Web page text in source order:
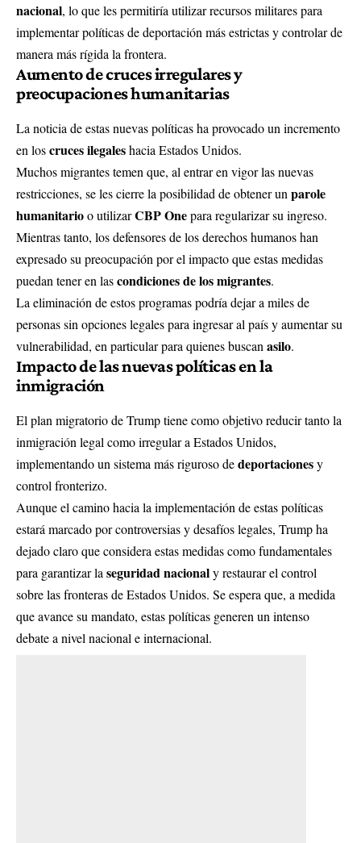
nacional, lo que les permitiría utilizar recursos militares para
implementar políticas de deportación más estrictas y controlar de
manera más rígida la frontera.
Aumento de cruces irregulares y
preocupaciones humanitarias
La noticia de estas nuevas políticas ha provocado un incremento
en loscruces ilegaleshacia Estados Unidos.
Muchos migrantes temen que, al entrar en vigor las nuevas
restricciones, se les cierre la posibilidad de obtener unparole
humanitarioo utilizarCBP Onepara regularizar su ingreso.
Mientras tanto, los defensores de los derechos humanos han
expresado su preocupación por el impacto que estas medidas
puedan tener en lascondiciones de los migrantes.
La eliminación de estos programas podría dejar a miles de
personas sin opciones legales para ingresar al país y aumentar su
vulnerabilidad, en particular para quienes buscanasilo.
Impacto de las nuevas políticas en la
inmigración
El plan migratorio de Trump tiene como objetivo reducir tanto la
inmigración legal como irregular a Estados Unidos,
implementando un sistema más riguroso dedeportacionesy
control fronterizo.
Aunque el camino hacia la implementación de estas políticas
estará marcado por controversias y desafíos legales, Trump ha
dejado claro que considera estas medidas como fundamentales
para garantizar laseguridad nacionaly restaurar el control
sobre las fronteras de Estados Unidos. Se espera que, a medida
que avance su mandato, estas políticas generen un intenso
debate a nivel nacional e internacional.